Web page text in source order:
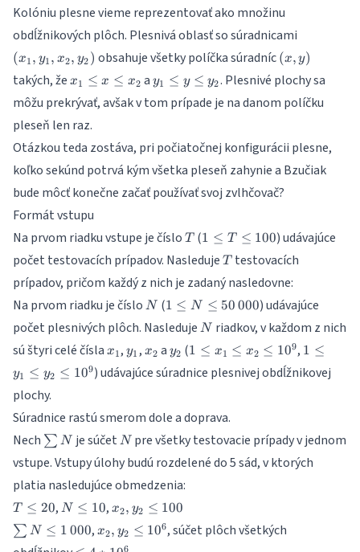
Kolóniu plesne vieme reprezentovať ako množinu
obdĺžnikových plôch. Plesnivá oblasť so súradnicami
y_1,
x_2,
y_2)
(x1 , y1 , x2, y2 ) obsahuje všetky políčka súradníc (x,
y)
(x, y)
takých, že x_1
\leq
x
\leq
x_2
x1 ≤ x ≤ x2 a y_1
y
y_2
y1 ≤ y ≤ y2. Plesnivé plochy sa
môžu prekrývať, avšak v tom prípade je na danom políčku
pleseň len raz.
Otázkou teda zostáva, pri počiatočnej konfigurácii plesne,
koľko sekúnd potrvá kým všetka pleseň zahynie a Bzučiak
bude môcť konečne začať používať svoj zvlhčovač?
Formát vstupu
Na prvom riadku vstupe je číslo T
T (1
\leq
T
\leq
100
1 ≤ T ≤ 100) udávajúce
počet testovacích prípadov. Nasleduje T
T testovacích
prípadov, pričom každý z nich je zadaný nasledovne:
Na prvom riadku je číslo N
N (1 \leq
N \leq
50\,000
1 ≤ N ≤ 50 000) udávajúce
počet plesnivých plôch. Nasleduje N
N riadkov, v každom z nich
sú štyri celé čísla x_1
x1 , y_1
y1 , x_2
x2 a y_2
y2 (1
x_1
x_2
\leq
10^9
1 ≤ x1 ≤ x2 ≤ 109, 1
y_1
10^9
1 ≤
y1 ≤ y2 ≤ 109) udávajúce súradnice plesnivej obdĺžnikovej
plochy.
Súradnice rastú smerom dole a doprava.
Nech \sum
N
∑ N je súčet N
N pre všetky testovacie prípady v jednom
vstupe. Vstupy úlohy budú rozdelené do 5 sád, v ktorých
platia nasledujúce obmedzenia:
T
\leq
20
T ≤ 20, N
\leq
10
N ≤ 10, x_2,
\leq
x2, y2 ≤ 100
\sum
N \leq
∑ N ≤ 1 000, x_2,
y_2
x2, y2 ≤ 106, súčet plôch všetkých
6